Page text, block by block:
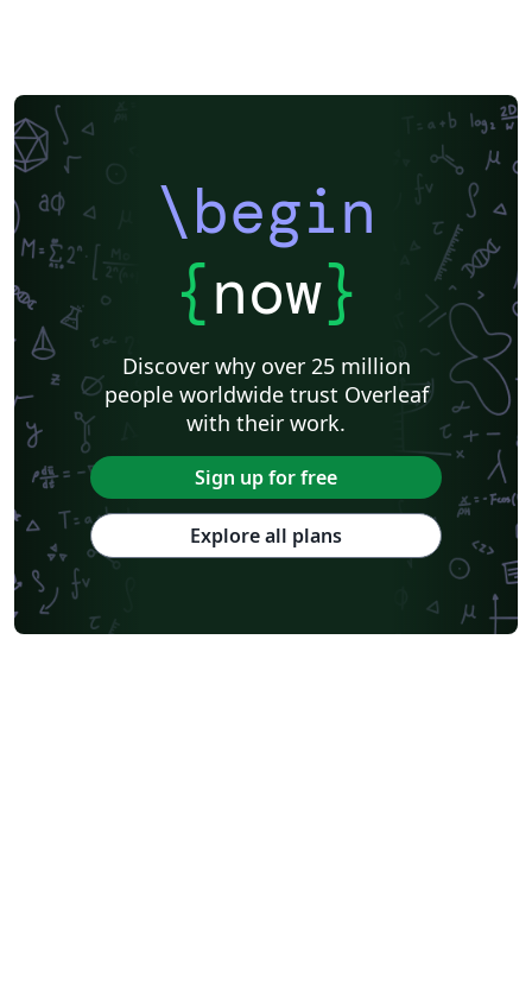
\begin
{now}
Discover why over 25 million
people worldwide trust Overleaf
with their work.
Sign up for free
Explore all plans